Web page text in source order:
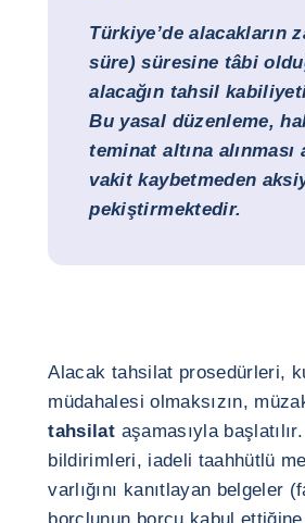
Türkiye’dealacakların
süre) süresine tâbi
alacağın tahsil
Bu yasal düzenleme,
teminat altına
vakit kaybetmeden
pekiştirmektedir.
Alacak tahsilat prosedürleri,
müdahalesi olmaksızın,
tahsilat aşamasıyla
bildirimleri, iadeli taahhütlü
varlığını kanıtlayan